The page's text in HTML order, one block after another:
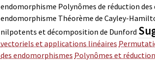
endomorphisme Polynômes de réduction
endomorphisme Théorème de Cayley-
nilpotents et décomposition de Dunford
vectoriels et applications linéaires
des endomorphismes Polynômes et